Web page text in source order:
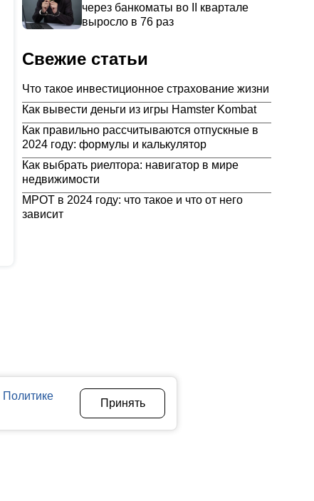
Политике
Принять
через банкоматы во II квартале
выросло в 76 раз
Свежие статьи
Что такое инвестиционное страхование жизни
Как вывести деньги из игры Hamster Kombat
Как правильно рассчитываются отпускные в
2024 году: формулы и калькулятор
Как выбрать риелтора: навигатор в мире
недвижимости
МРОТ в 2024 году: что такое и что от него
зависит